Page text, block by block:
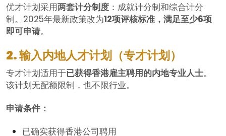
优才计划采用两套计分制度 ：成就计分制和综合计分
制。2025年最新政策改为12项评核标准，满足至少6项
即可申请。
2. 输入内地人才计划（专才计划）
专才计划适用于已获得香港雇主聘用的内地专业人士。
该计划无配额限制，也不限行业。
申请条件：
已确实获得香港公司聘用